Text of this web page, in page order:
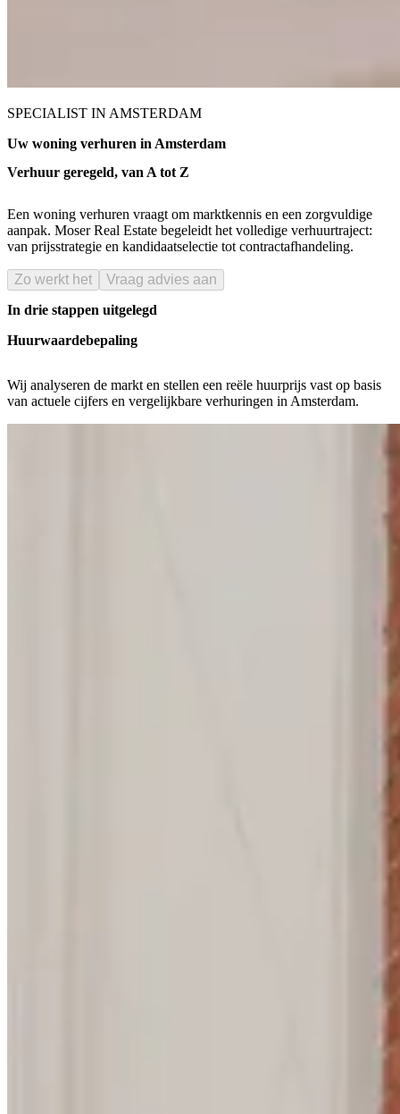
SPECIALIST IN AMSTERDAM
Uw woning verhuren in Amsterdam
Verhuur geregeld, van A tot Z
Een woning verhuren vraagt om marktkennis en een zorgvuldige
aanpak. Moser Real Estate begeleidt het volledige verhuurtraject:
van prijsstrategie en kandidaatselectie tot contractafhandeling.
Zo werkt het Vraag advies aan
In drie stappen uitgelegd
Huurwaardebepaling
Wij analyseren de markt en stellen een reële huurprijs vast op basis
van actuele cijfers en vergelijkbare verhuringen in Amsterdam.